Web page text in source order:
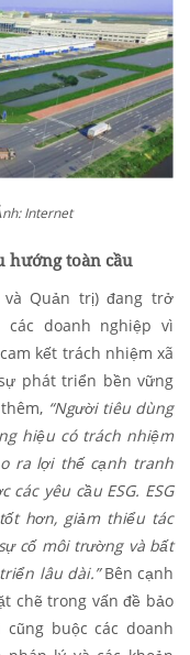
Internet
hướng toàn cầu
và Quản trị) đang trở
doanh nghiệp vì
kết trách nhiệm xã
phát triển bền vững
“Người tiêu dùng
hiệu có trách nhiệm
ra lợi thế cạnh tranh
yêu cầu ESG. ESG
hơn, giảm thiểu tác
cố môi trường và bất
lâu dài.”Bên cạnh
chẽ trong vấn đề bảo
buộc các doanh